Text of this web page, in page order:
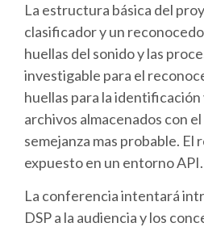
SPRINTS
PYDATA EUROPYTHON
BEGINNERS' DAY
DJANGO GIRLS WORKSHOP
MAKER AREA
La estructura básica del
clasificador y un
huellas del sonido y las
investigable para el
huellas para la identificación
archivos almacenados con
semejanza mas probable.
expuesto en un entorno API.
La conferencia intentará
DSP a la audiencia y los